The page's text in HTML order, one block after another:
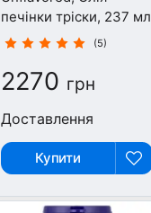
печінки тріски, 237 мл
(5)
2270 грн
Доставлення
Купити